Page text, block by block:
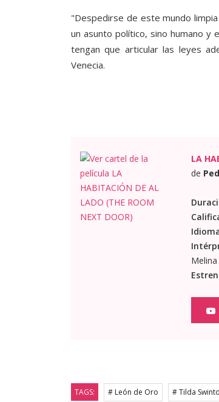
"Despedirse de este mundo
un asunto político, sino humano y
tengan que articular las leyes
Venecia.
LA
de
TAGS: # León de Oro # Tilda